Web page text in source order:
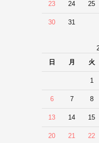
23 24 25
30 31
日
月 火
1
6 7 8
13 14 15
20 21 22